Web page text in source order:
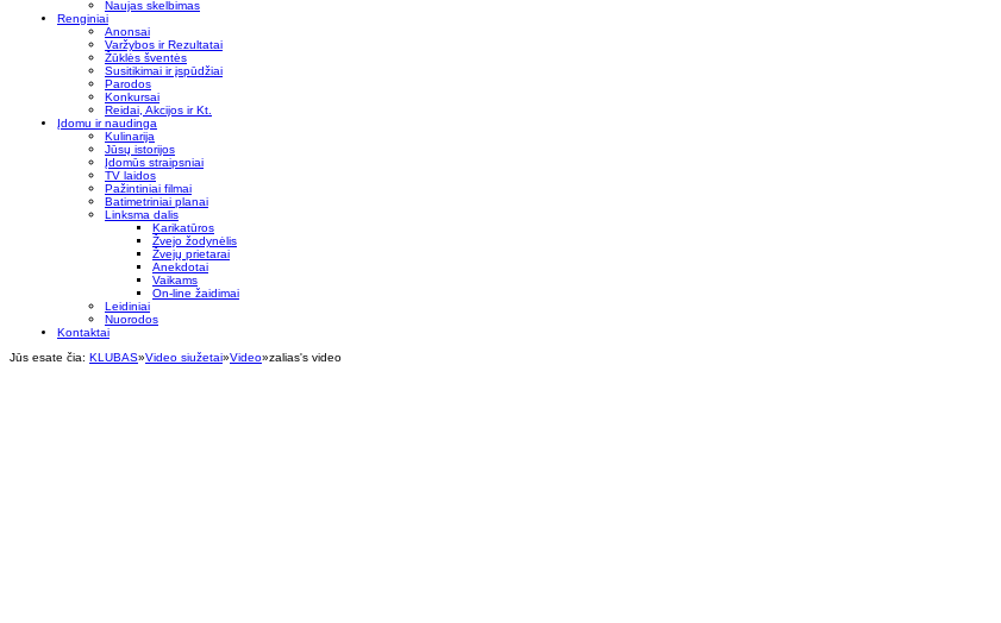
Naujas skelbimas
Renginiai
Anonsai
Varžybos ir Rezultatai
Žūklės šventės
Susitikimai ir įspūdžiai
Parodos
Konkursai
Reidai, Akcijos ir Kt.
Įdomu ir naudinga
Kulinarija
Jūsų istorijos
Įdomūs straipsniai
TV laidos
Pažintiniai filmai
Batimetriniai planai
Linksma dalis
Karikatūros
Žvejo žodynėlis
Žvejų prietarai
Anekdotai
Vaikams
On-line žaidimai
Leidiniai
Nuorodos
Kontaktai
Jūs esate čia: KLUBAS»Video siužetai»Video»zalias's video